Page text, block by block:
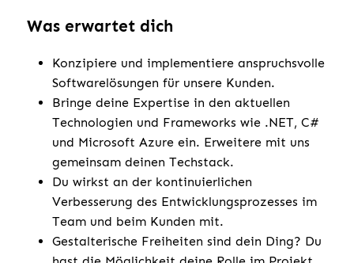
Was erwartet dich
Konzipiere und implementiere anspruchsvolle
Softwarelösungen für unsere Kunden.
Bringe deine Expertise in den aktuellen
Technologien und Frameworks wie .NET, C#
und Microsoft Azure ein. Erweitere mit uns
gemeinsam deinen Techstack.
Du wirkst an der kontinuierlichen
Verbesserung des Entwicklungsprozesses im
Team und beim Kunden mit.
Gestalterische Freiheiten sind dein Ding? Du